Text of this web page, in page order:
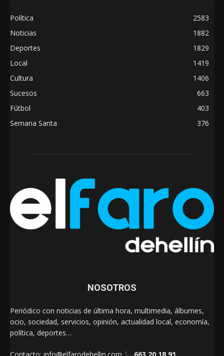
Política
2583
Noticias
1882
Deportes
1829
Local
1419
Cultura
1406
Sucesos
663
Fútbol
403
Semana Santa
376
NOSOTROS
Periódico con noticias de última hora, multimedia, álbumes,
ocio, sociedad, servicios, opinión, actualidad local, economía,
política, deportes…